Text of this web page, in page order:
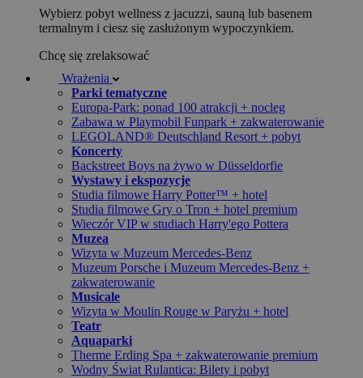
Wybierz pobyt wellness z jacuzzi, sauną lub basenem
termalnym i ciesz się zasłużonym wypoczynkiem.
Chcę się zrelaksować
Wrażenia
Parki tematyczne
Europa-Park: ponad 100 atrakcji + nocleg
Zabawa w Playmobil Funpark + zakwaterowanie
LEGOLAND® Deutschland Resort + pobyt
Koncerty
Backstreet Boys na żywo w Düsseldorfie
Wystawy i ekspozycje
Studia filmowe Harry Potter™ + hotel
Studia filmowe Gry o Tron + hotel premium
Wieczór VIP w studiach Harry'ego Pottera
Muzea
Wizyta w Muzeum Mercedes-Benz
Muzeum Porsche i Muzeum Mercedes-Benz +
zakwaterowanie
Musicale
Wizyta w Moulin Rouge w Paryżu + hotel
Teatr
Aquaparki
Therme Erding Spa + zakwaterowanie premium
Wodny Świat Rulantica: Bilety i pobyt